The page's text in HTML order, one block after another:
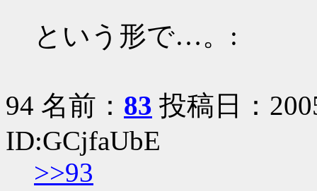
という形で…。:
94 名前： 83 投稿日：
ID:GCjfaUbE
>>93